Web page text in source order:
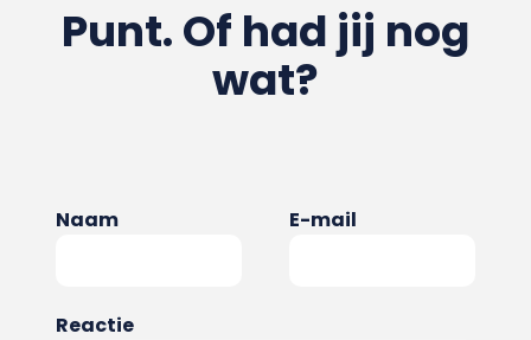
Punt. Of had jij nog
wat?
Naam E-mail
Reactie